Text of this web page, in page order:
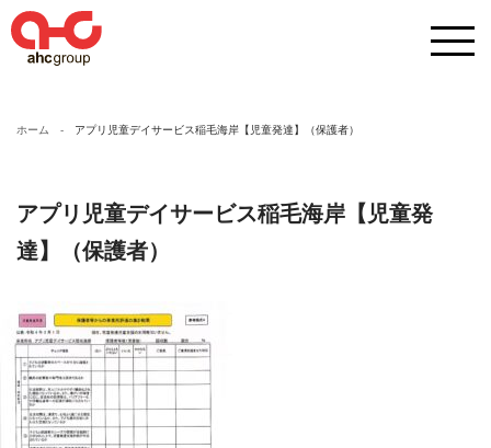
ホーム アプリ児童デイサービス稲毛海岸【児童発達】（保護者）
アプリ児童デイサービス稲毛海岸【児童発
達】（保護者）